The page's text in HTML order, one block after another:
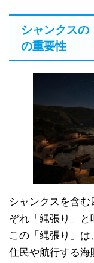
シャンクスの
の重要性
シャンクスを含
ぞれ「縄張り」と
この「縄張り」
住民や航行する海